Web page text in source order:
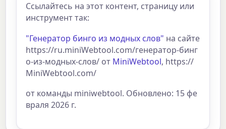
Ссылайтесь на этот контент, страницу или
инструмент так:
"Генератор бинго из модных слов" на сайте
https://ru.miniWebtool.com/генератор-бинг
о-из-модных-слов/ от MiniWebtool, https://
MiniWebtool.com/
от команды miniwebtool. Обновлено: 15 фе
враля 2026 г.